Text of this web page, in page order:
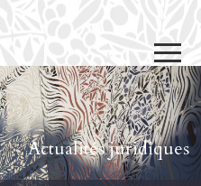
Actualités juridiques